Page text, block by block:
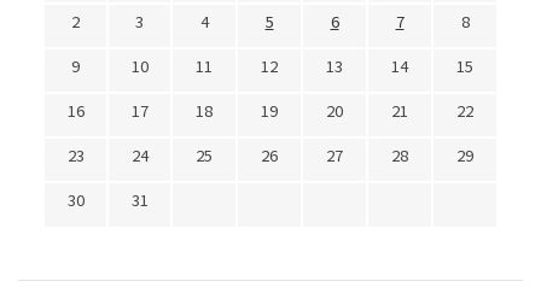
2
3 4 5 6 7
8
9
10 11 12 13 14
15
16
17 18 19 20 21
22
23
24 25 26 27 28
29
30
31